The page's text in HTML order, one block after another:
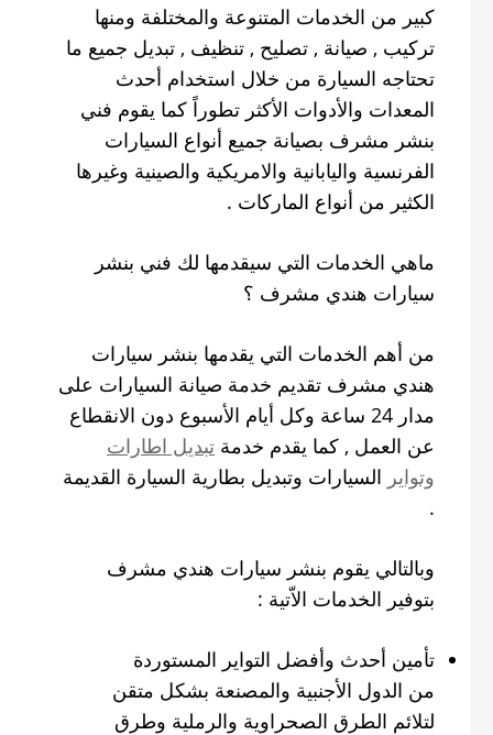
كبير من الخدمات المتنوعة والمختلفة ومنها
تركيب , صيانة , تصليح , تنظيف , تبديل جميع ما
تحتاجه السيارة من خلال استخدام أحدث
المعدات والأدوات الأكثر تطوراً كما يقوم فني
بنشر مشرف بصيانة جميع أنواع السيارات
الفرنسية واليابانية والامريكية والصينية وغيرها
الكثير من أنواع الماركات .
ماهي الخدمات التي سيقدمها لك فني بنشر
سيارات هندي مشرف ؟
من أهم الخدمات التي يقدمها بنشر سيارات
هندي مشرف تقديم خدمة صيانة السيارات على
مدار 24 ساعة وكل أيام الأسبوع دون الانقطاع
عن العمل , كما يقدم خدمة تبديل اطارات
وتواير السيارات وتبديل بطارية السيارة القديمة
.
وبالتالي يقوم بنشر سيارات هندي مشرف
بتوفير الخدمات الاّتية :
تأمين أحدث وأفضل التواير المستوردة
من الدول الأجنبية والمصنعة بشكل متقن
لتلائم الطرق الصحراوية والرملية وطرق